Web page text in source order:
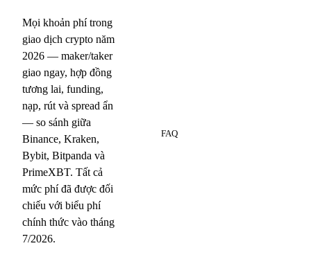
Mọi khoản phí trong
giao dịch crypto năm
2026 — maker/taker
giao ngay, hợp đồng
tương lai, funding,
nạp, rút và spread ẩn
— so sánh giữa
Binance, Kraken,
Bybit, Bitpanda và
PrimeXBT. Tất cả
mức phí đã được đối
chiếu với biểu phí
chính thức vào tháng
7/2026.
FAQ